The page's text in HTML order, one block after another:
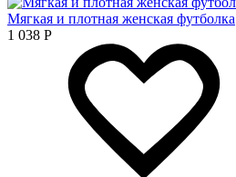
Мягкая и плотная женская футболка
1 038 Р